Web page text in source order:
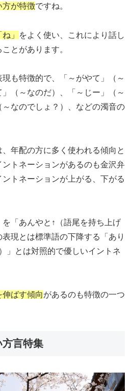
方が特徴ですね。
」
をよく使い、これにより話し
とがあります。
も特徴的で、「～がやて」（～
（～なのだ）、「～じー」（～
なのでしょ？）、などの濁音の
年配の方に多く使われる傾向と
トネーションがあるのも金沢弁
トネーションが上がる、下がる
「あんやと↑（語尾を持ち上げ
現とは標準語の下降する「あり
」とは対照的で優しいイントネ
ばす傾向があるのも特徴の一つ
言特集